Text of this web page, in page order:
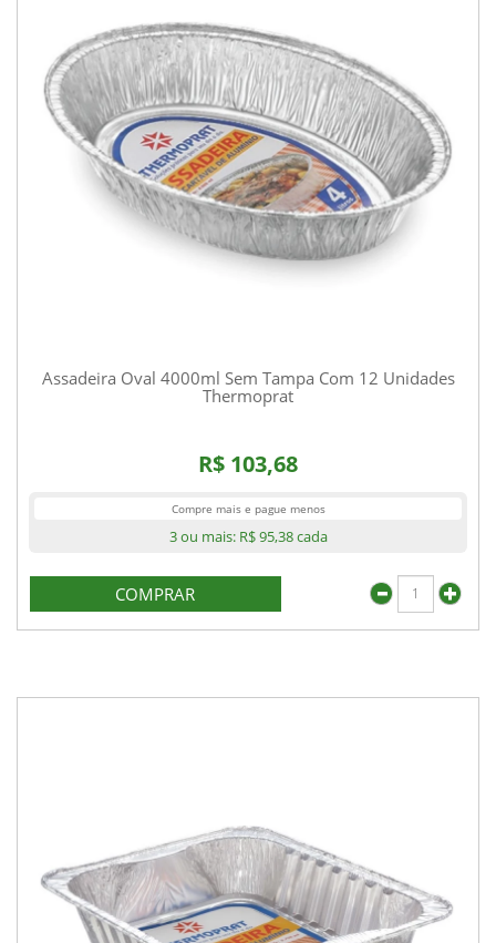
Assadeira Oval 4000ml Sem Tampa Com 12 Unidades
Thermoprat
R$ 103,68
Compre mais e pague menos
3 ou mais: R$ 95,38cada
COMPRAR